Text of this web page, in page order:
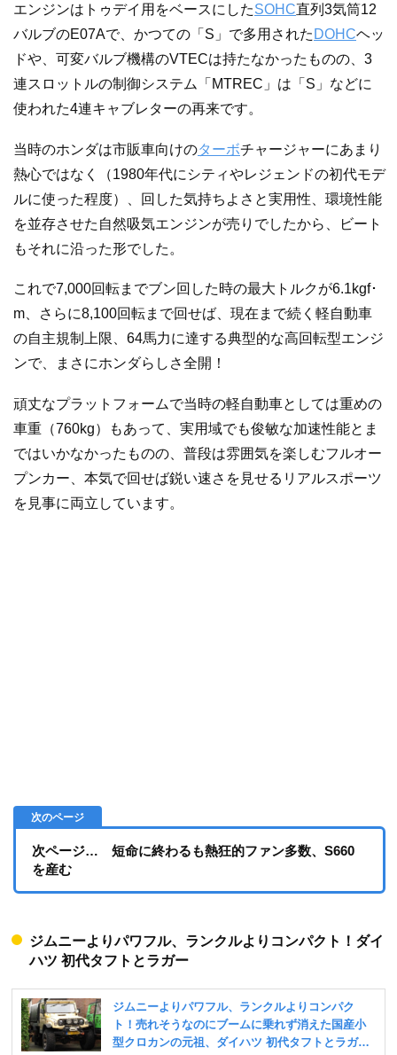
エンジンはトゥデイ用をベースにしたSOHC直列3気筒12
バルブのE07Aで、かつての「S」で多用された DOHCヘッ
ドや、可変バルブ機構のVTECは持たなかったものの、3
連スロットルの制御システム「MTREC」は「S」などに
使われた4連キャブレターの再来です。
当時のホンダは市販車向けのターボチャージャーにあまり
熱心ではなく（1980年代にシティやレジェンドの初代モデ
ルに使った程度）、回した気持ちよさと実用性、環境性能
を並存させた自然吸気エンジンが売りでしたから、ビート
もそれに沿った形でした。
これで7,000回転までブン回した時の最大トルクが6.1kgf･
m、さらに8,100回転まで回せば、現在まで続く軽自動車
の自主規制上限、64馬力に達する典型的な高回転型エンジ
ンで、まさにホンダらしさ全開！
頑丈なプラットフォームで当時の軽自動車としては重めの
車重（760kg）もあって、実用域でも俊敏な加速性能とま
ではいかなかったものの、普段は雰囲気を楽しむフルオー
プンカー、本気で回せば鋭い速さを見せるリアルスポーツ
を見事に両立しています。
次ページ… 短命に終わるも熱狂的ファン多数、S660
を産む
ジムニーよりパワフル、ランクルよりコンパクト！ダイ
ハツ 初代タフトとラガー